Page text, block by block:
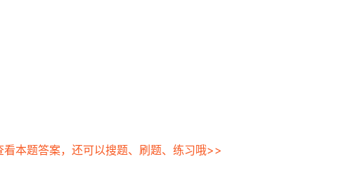
本题答案，还可以搜题、刷题、练习哦>>